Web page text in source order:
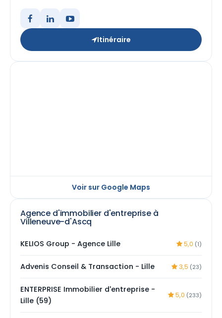
Itinéraire
Voir sur Google Maps
Agence d'immobilier d'entreprise à
Villeneuve-d'Ascq
KELIOS Group - Agence Lille 5,0 (1)
Advenis Conseil & Transaction - Lille 3,5 (23)
ENTERPRISE Immobilier d'entreprise -
Lille (59)
5,0 (233)